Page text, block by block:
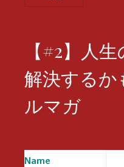
【#2】人
解決するか
ルマガ
Name